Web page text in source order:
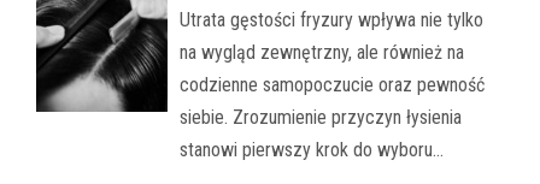
Utrata gęstości fryzury wpływa nie tylko
na wygląd zewnętrzny, ale również na
codzienne samopoczucie oraz pewność
siebie. Zrozumienie przyczyn łysienia
stanowi pierwszy krok do wyboru…